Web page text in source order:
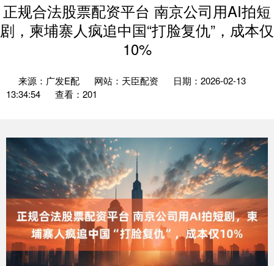
正规合法股票配资平台 南京公司用AI拍短
剧，柬埔寨人疯追中国“打脸复仇”，成本仅
10%
来源：广发E配 网站：天臣配资
日期：2026-02-13
13:34:54
查看：201